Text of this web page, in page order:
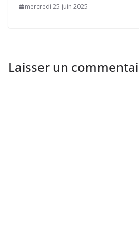
mercredi 25 juin 2025
Laisser un